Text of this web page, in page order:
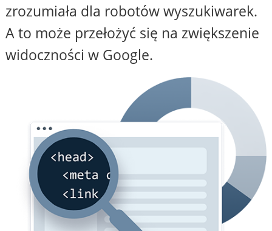
zrozumiała dla robotów wyszukiwarek.
A to może przełożyć się na zwiększenie
widoczności w Google.